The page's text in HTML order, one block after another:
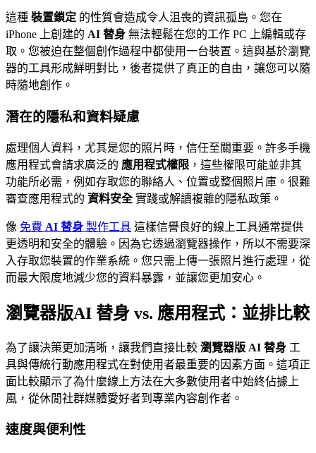
這種 裝置鎖定 的性質會造成令人沮喪的資訊孤島。您在
iPhone 上創建的 AI 替身 無法輕鬆在您的工作 PC 上編輯或存
取。您被迫在整個創作過程中都使用一台裝置。這與基於瀏覽
器的工具形成鮮明對比，後者提供了真正的自由，讓您可以隨
時隨地創作。
潛在的隱私和資料疑慮
處理個人資料，尤其是您的照片時，信任至關重要。許多手機
應用程式會請求廣泛的 應用程式權限 ，這些權限可能並非其
功能所必需，例如存取您的聯絡人、位置或整個照片庫。很難
審查應用程式的 資料安全實踐或解讀複雜的隱私政策。
像 免費 AI 替身 製作工具 這樣信譽良好的線上工具通常提供
更透明和安全的體驗。因為它透過瀏覽器操作，所以不需要深
入存取您裝置的作業系統。您只需上傳一張照片進行處理，從
而最大限度地減少您的資料暴露，並讓您更加安心。
瀏覽器版AI 替身 vs. 應用程式：並排比較
為了讓決策更加清晰，讓我們直接比較 瀏覽器版 AI 替身 工
具與傳統行動應用程式在對使用者最重要的因素方面。這項正
面比較顯示了為什麼線上方法在大多數使用者中始終佔據上
風，從休閒社群媒體愛好者到專業內容創作者。
速度與便利性